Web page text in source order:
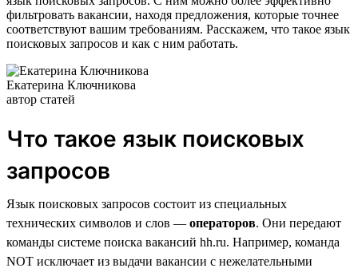
фильтровать вакансии, находя предложения, которые точнее
соответствуют вашим требованиям. Расскажем, что такое язык
поисковых запросов и как с ним работать.
Екатерина Ключникова
автор статей
Что такое язык поисковых
запросов
Язык поисковых запросов состоит из специальных
технических символов и слов — операторов. Они передают
команды системе поиска вакансий hh.ru. Например, команда
NOT исключает из выдачи вакансии с нежелательными